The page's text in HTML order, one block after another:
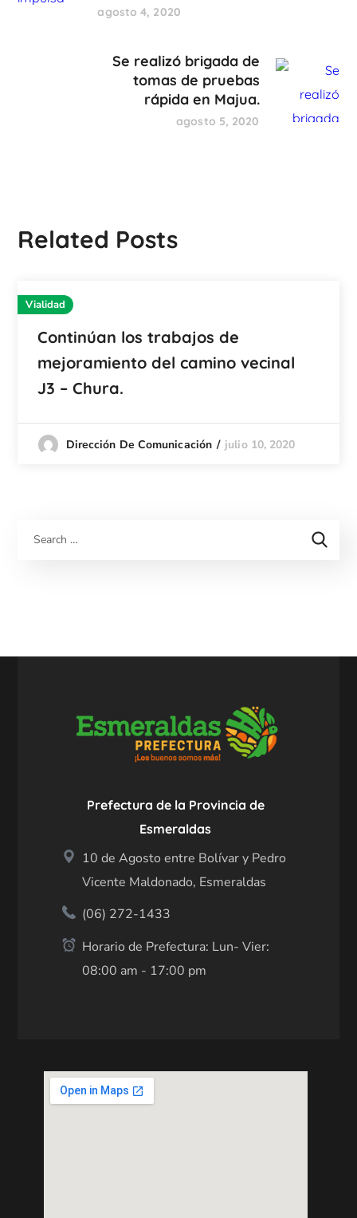
agosto 4, 2020
Se realizó brigada de
tomas de pruebas
rápida en Majua.
agosto 5, 2020
Related Posts
Vialidad
Continúan los trabajos de
mejoramiento del camino vecinal
J3 – Chura.
Dirección De Comunicación julio 10, 2020
Prefectura de la Provincia de
Esmeraldas
10 de Agosto entre Bolívar y Pedro
Vicente Maldonado, Esmeraldas
(06) 272-1433
Horario de Prefectura: Lun- Vier:
08:00 am - 17:00 pm